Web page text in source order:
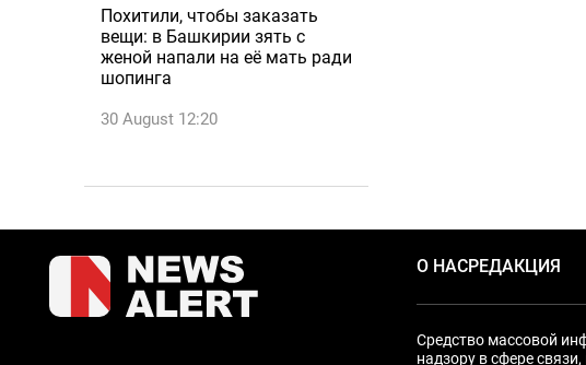
Похитили, чтобы заказать
вещи: в Башкирии зять с
женой напали на её мать ради
шопинга
30 August 12:20
О НАСРЕДАКЦИЯ
Средство массовой
надзору в сфере